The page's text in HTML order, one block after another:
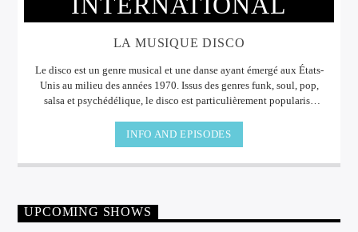
LA MUSIQUE DISCO
Le disco est un genre musical et une danse ayant émergé aux États-
Unis au milieu des années 1970. Issus des genres funk, soul, pop,
salsa et psychédélique, le disco est particulièrement popularisé
temps. Le terme dérive du mot en français « discothèque ». Son
public initial est issu des communautés afro-américaine, latino-
américaine, italo-américaine, et psychédélique de New York et
et à la stigmatisation de la musique dance par la contre-culture
durant cette période. Le genre se popularisera parmi de nombreux
INFO AND EPISODES
UPCOMING SHOWS